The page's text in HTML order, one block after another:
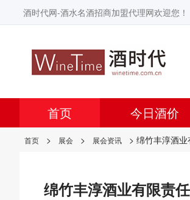
酒时代网-酒水名酒招商加盟代理网欢迎您！
首页 今日酒价
首页 > 展会 > 展会资讯 > 绵竹丰淳酒
绵竹丰淳酒业有限责